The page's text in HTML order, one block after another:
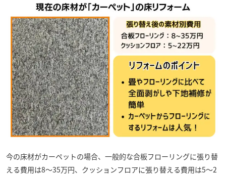
今の床材がカーペットの場合、一般的な合板フローリングに張り替
える費用は8～35万円、クッションフロアに張り替える費用は5～2